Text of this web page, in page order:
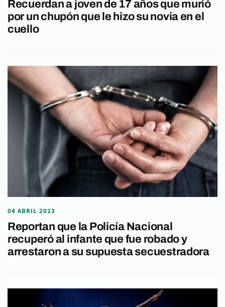
Recuerdan a joven de 17 años que murió
por un chupón que le hizo su novia en el
cuello
04 ABRIL 2023
Reportan que la Policía Nacional
recuperó al infante que fue robado y
arrestaron a su supuesta secuestradora